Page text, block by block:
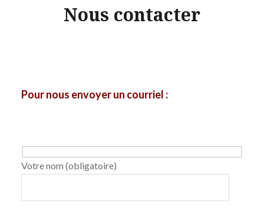
Nous contacter
Pour nous envoyer un courriel :
Votre nom (obligatoire)